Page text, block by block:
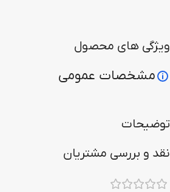
توضیحات
ویژگی های محصول
مشخصات عمومی
نقد و بررسی مشتریان